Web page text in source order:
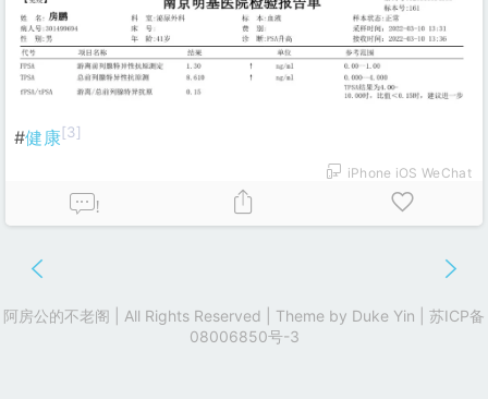
#健康[3]
iPhone iOS WeChat
!
阿房公的不老阁 | All Rights Reserved | Theme by Duke Yin
苏ICP备
08006850号-3